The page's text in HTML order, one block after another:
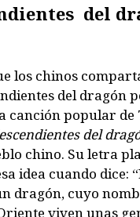
del
los chinos
del dragón
canción popular de
del
chino. Su letra
idea cuando dice:
dragón, cuyo
viven unas